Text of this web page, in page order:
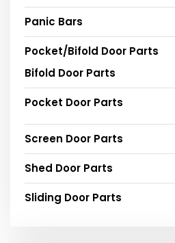
Panic Bars
Pocket/Bifold Door Parts
Bifold Door Parts
Pocket Door Parts
Screen Door Parts
Shed Door Parts
Sliding Door Parts